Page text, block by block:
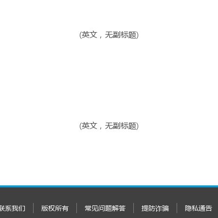
(英文，无副标题)
(英文，无副标题)
系我们 版权所有 常见问题解答 提防诈骗 隐私通告